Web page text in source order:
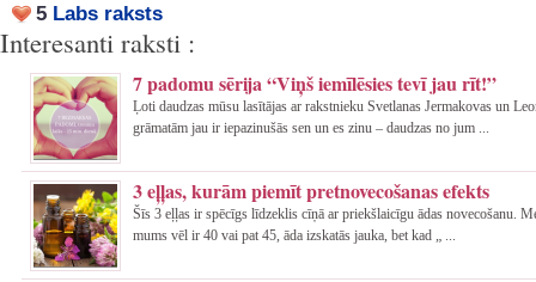
5 Labs raksts
Interesanti raksti :
7 padomu sērija “Viņš iemīlēsies tevī jau rīt!”
Ļoti daudzas mūsu lasītājas ar rakstnieku Svetlanas Jermakovas un
grāmatām jau ir iepazinušās sen un es zinu – daudzas no jum ...
3 eļļas, kurām piemīt pretnovecošanas efekts
Šīs 3 eļļas ir spēcīgs līdzeklis cīņā ar priekšlaicīgu ādas novecošanu.
mums vēl ir 40 vai pat 45, āda izskatās jauka, bet kad „ ...